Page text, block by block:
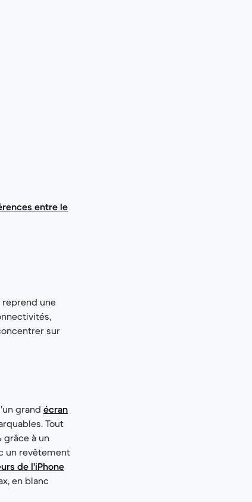
entre le
reprend une
sur
grand écran
Tout
grâce à un
un revêtement
de l'iPhone
en blanc